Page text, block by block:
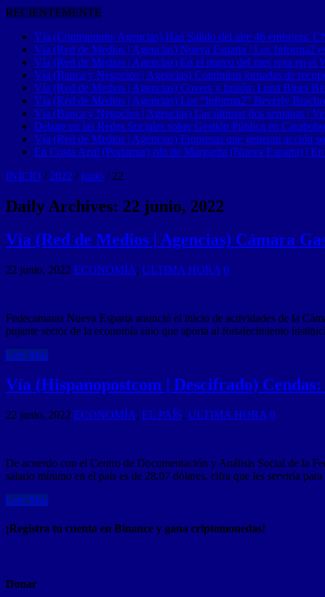
RECIENTEMENTE
Vía (Contrapunto| Agencias) Han Salido del aire 46 emisoras:
Vía (Red de Medios | Agencias) Nueva Esparta | Los Informa2
Vía (Red de Medios | Agencias) En el marco del mes rosa en el
Vía (Banca y Negocios | Agencias) Continúan jornadas de
Vía (Red de Medios | Agencias) Covers y fusión: Luna Blues
Vía (Red de Medios | Agencias) Los “Informa2” Beverly
Vía (Banca y Negocios | Agencias) Las últimas dos semanas |
Debate en las Redes Sociales sobre Gestión Pública en
Vía (Red de Medios | Agencias) Empresas que generan acción
En Costa Azul (Porlamar) isla de Margarita (Nueva Esparta) |
INICIO / 2022 / junio / 22
Daily Archives: 22 junio, 2022
Vía (Red de Medios | Agencias) Cámara
22 junio, 2022 ECONOMÍA, ULTIMA HORA 0
Fedecamaras Nueva Esparta anunció el inicio de actividades de la
pujante sector de la economía sino que aporta al fortalecimiento
Leer Mas
Vía (Hispanopostcom | Descifrado)
22 junio, 2022 ECONOMÍA, EL PAÍS, ULTIMA HORA 0
De acuerdo con el Centro de Documentación y Análisis Social de la
salario mínimo en el país es de 28,07 dólares, cifra que les serviría
Leer Mas
¡Registra tu cuenta en Binance y gana criptomonedas!
Donar